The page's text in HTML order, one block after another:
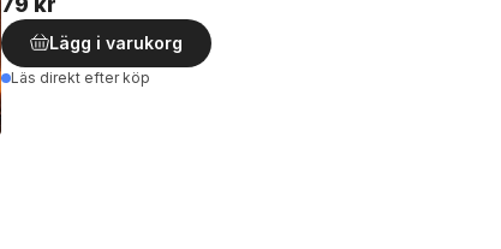
Lägg i varukorg
Läs direkt efter köp